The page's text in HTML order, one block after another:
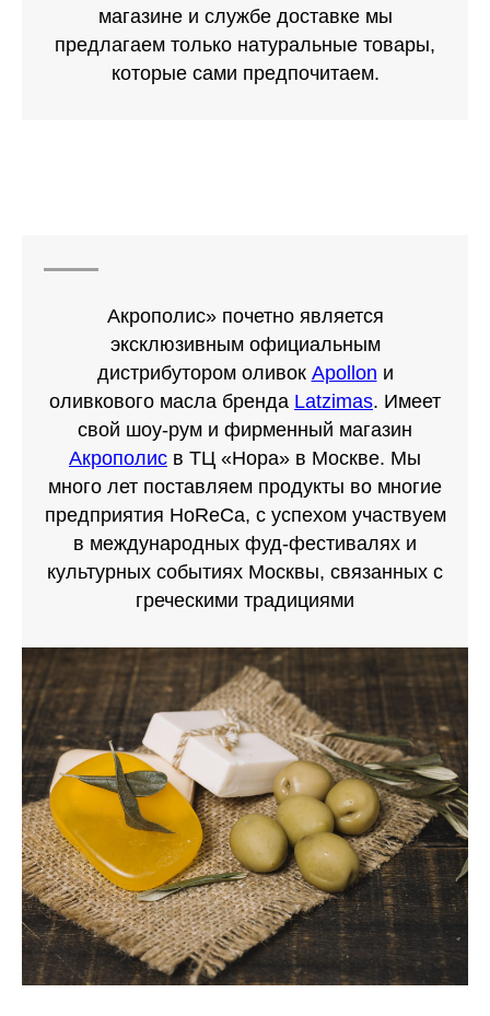
магазине и службе доставке мы
предлагаем только натуральные товары,
которые сами предпочитаем.
Акрополис» почетно является
эксклюзивным официальным
дистрибутором оливок Apollon и
оливкового масла бренда Latzimas. Имеет
свой шоу-рум и фирменный магазин
Акрополис в ТЦ «Нора» в Москве. Мы
много лет поставляем продукты во многие
предприятия HoReCa, с успехом участвуем
в международных фуд-фестивалях и
культурных событиях Москвы, связанных с
греческими традициями